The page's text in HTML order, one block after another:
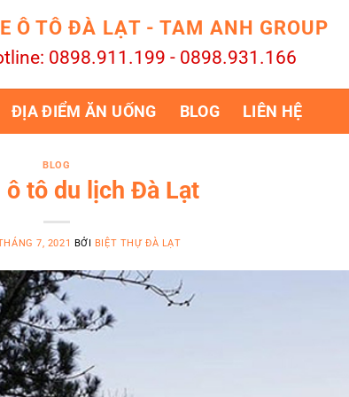
Ô TÔ ĐÀ LẠT - TAM ANH GROUP
0898.911.199 - 0898.931.166
ĐỊA ĐIỂM ĂN UỐNG BLOG LIÊN HỆ
BLOG
ô tô du lịch Đà Lạt
7, 2021 BỞI BIỆT THỰ ĐÀ LẠT